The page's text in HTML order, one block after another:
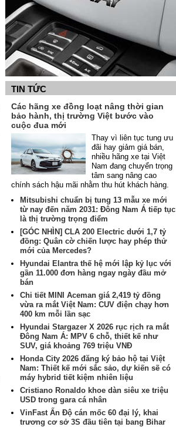
TIN TỨC
Các hãng xe đồng loạt nâng thời gian
bảo hành, thị trường Việt bước vào
cuộc đua mới
Thay vì liên tục tung ưu
đãi hay giảm giá bán,
nhiều hãng xe tại Việt
Nam đang chuyển trọng
tâm sang nâng cao
chính sách hậu mãi nhằm thu hút khách hàng.
Mitsubishi chuẩn bị tung 13 mẫu xe mới
từ nay đến năm 2031: Đông Nam Á tiếp tục
là thị trường trọng điểm
[GÓC NHÌN] CLA 200 Electric dưới 1,7 tỷ
đồng: Quân cờ chiến lược hay phép thử
mới của Mercedes?
Hyundai Elantra thế hệ mới lập kỷ lục với
gần 11.000 đơn hàng ngay ngày đầu mở
bán
Chi tiết MINI Aceman giá 2,419 tỷ đồng
vừa ra mắt Việt Nam: CUV điện chạy hơn
400 km mỗi lần sạc
Hyundai Stargazer X 2026 rục rịch ra mắt
Đông Nam Á: MPV 6 chỗ, thiết kế như
SUV, giá khoảng 769 triệu VNĐ
Honda City 2026 đăng ký bảo hộ tại Việt
Nam: Thiết kế mới sắc sảo, dự kiến sẽ có
máy hybrid tiết kiệm nhiên liệu
Cristiano Ronaldo khoe dàn siêu xe triệu
USD trong gara cá nhân
VinFast Ấn Độ cán mốc 60 đại lý, khai
trương cơ sở 3S đầu tiên tại bang Bihar